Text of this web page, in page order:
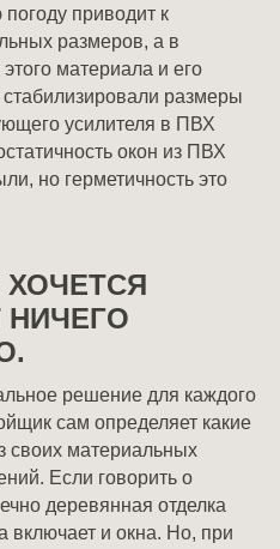
приводит к
размеров, а в
материала и его
размеры
усилителя в ПВХ
окон из ПВХ
но герметичность это
НИЧЕГО
решение для каждого
сам определяет какие
своих материальных
Если говорить о
деревянная отделка
включает и окна. Но, при